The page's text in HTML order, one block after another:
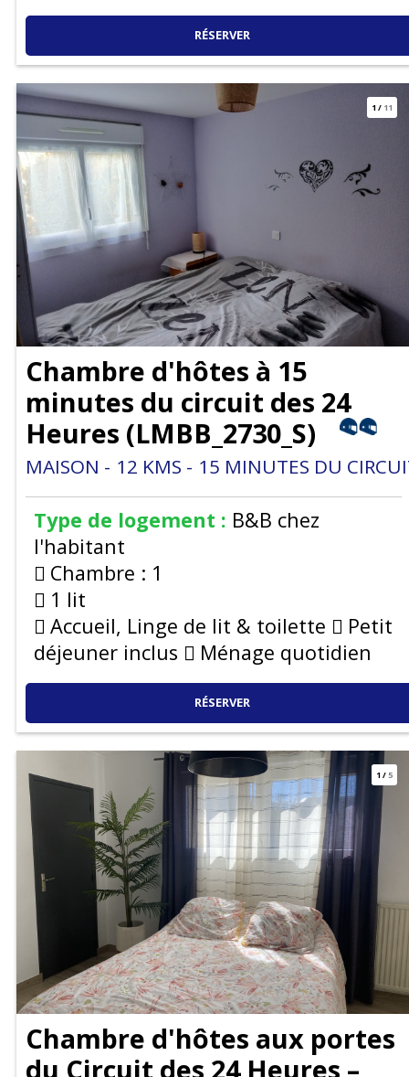
RÉSERVER
1/ 11
Chambre d'hôtes à 15
minutes du circuit des 24
Heures (LMBB_2730_S)
MAISON 12 KMS 15 MINUTES DU
Type de logement : B&B chez
l'habitant
Chambre : 1
1 lit
Accueil, Linge de lit & toilette
Petit
déjeuner inclus
Ménage quotidien
RÉSERVER
1/ 5
Chambre d'hôtes aux portes
du Circuit des 24 Heures –